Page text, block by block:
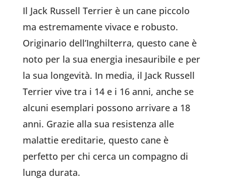
Il Jack Russell Terrier è un cane piccolo
ma estremamente vivace e robusto.
Originario dell’Inghilterra, questo cane è
noto per la sua energia inesauribile e per
la sua longevità. In media, il Jack Russell
Terrier vive tra i 14 e i 16 anni, anche se
alcuni esemplari possono arrivare a 18
anni. Grazie alla sua resistenza alle
malattie ereditarie, questo cane è
perfetto per chi cerca un compagno di
lunga durata.